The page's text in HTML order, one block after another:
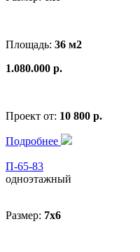
Площадь: 36 м2
1.080.000 р.
Проект от: 10 800 р.
Подробнее
П-65-83
одноэтажный
Размер: 7x6